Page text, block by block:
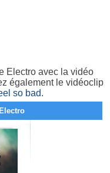
Electro avec la vidéo
également le vidéoclip
so bad.